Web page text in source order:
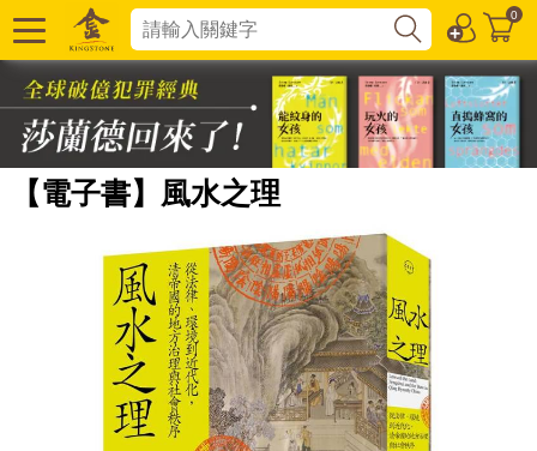
0
【電子書】風水之理